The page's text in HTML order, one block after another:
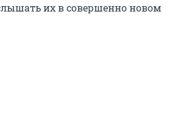
их в совершенно новом